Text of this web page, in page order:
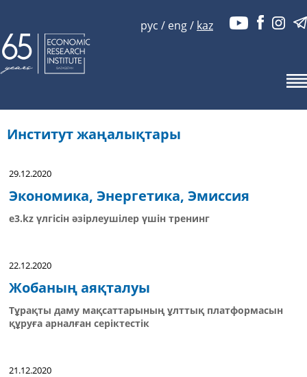
рус / eng/ kaz
Институт жаңалықтары
29.12.2020
Экономика, Энергетика, Эмиссия
e3.kz үлгісін әзірлеушілер үшін тренинг
22.12.2020
Жобаның аяқталуы
Тұрақты даму мақсаттарының ұлттық платформасын
құруға арналған серіктестік
21.12.2020